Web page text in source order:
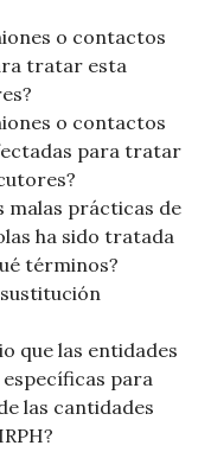
o contactos
tratar esta
o contactos
para tratar
malas prácticas de
ha sido tratada
términos?
que las entidades
para
las cantidades